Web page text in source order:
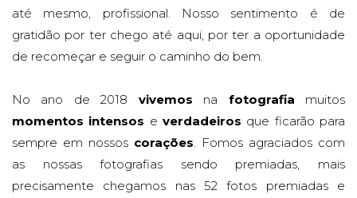
até mesmo, profissional. Nosso sentimento é de
gratidão por ter chego até aqui, por ter a oportunidade
de recomeçar e seguir o caminho do bem.
No ano de 2018 vivemos na fotografia muitos
momentos intensos everdadeiros que ficarão para
sempre em nossos corações. Fomos agraciados com
as nossas fotografias sendo premiadas, mais
precisamente chegamos nas 52 fotos premiadas e